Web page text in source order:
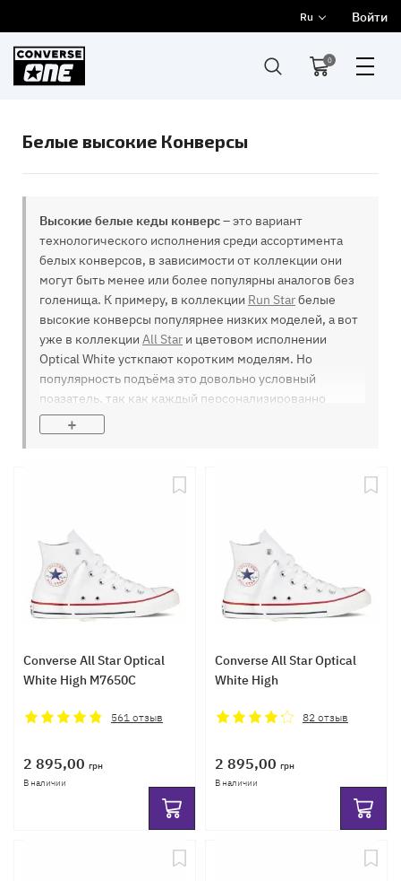
Ru Войти
0
Белые высокие Конверсы
Высокие белые кеды конверс– это вариант
технологического исполнения среди ассортимента
белых конверсов, в зависимости от коллекции они
могут быть менее или более популярны аналогов без
голенища. К примеру, в коллекции Run Starбелые
высокие конверсы популярнее низких моделей, а вот
уже в коллекции All Star и цветовом исполнении
Optical White усткпают коротким моделям. Но
популярность подъёма это довольно условный
поазатель, так как каждый персонализированно
выбирает какие конверсы ему следует купить,
высокиеили же низкие. Зачастую
формате подъёма голени, обусловлено это большей
универсальностью если рассматривать кеды как
+
Converse All Star Optical
White High M7650C
561 отзыв
2 895,00 грн
В наличии
Converse All Star Optical
White High
82 отзыв
2 895,00 грн
В наличии